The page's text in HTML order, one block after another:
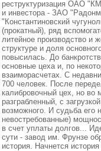
реструктуризация ОАО
и инвестора - ЗАО
"Константиновский
(прокатный), ряд
литейное производство и
структуре и доля
повысилась. До
основные цеха и, по
взаиморасчетах. С
700 человек. После
калибровочный цех, но во
разграбленный, с
возможного. И судьба его
невостребованные)
в счет уплаты долгов...
сути - завод им. Фрунзе
история. Начнется